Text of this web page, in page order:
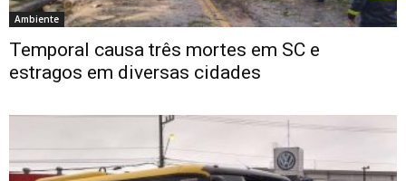
Ambiente
Temporal causa três mortes em SC e
estragos em diversas cidades